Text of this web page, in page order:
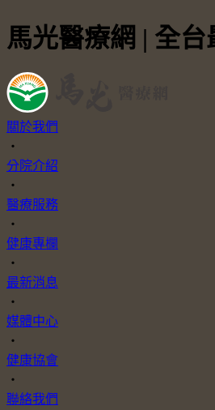
馬光醫療網 | 全
關於我們
・
分院介紹
・
醫療服務
・
健康專欄
・
最新消息
・
媒體中心
・
健康協會
・
聯絡我們